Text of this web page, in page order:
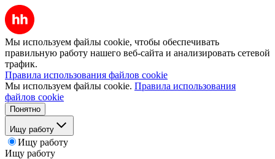
Мы используем файлы cookie, чтобы обеспечивать
правильную работу нашего веб-сайта и анализировать сетевой
трафик.
Правила использования файлов cookie
Мы используем файлы cookie. Правила использования
файлов cookie
Понятно
Ищу работу
Ищу работу
Ищу работу